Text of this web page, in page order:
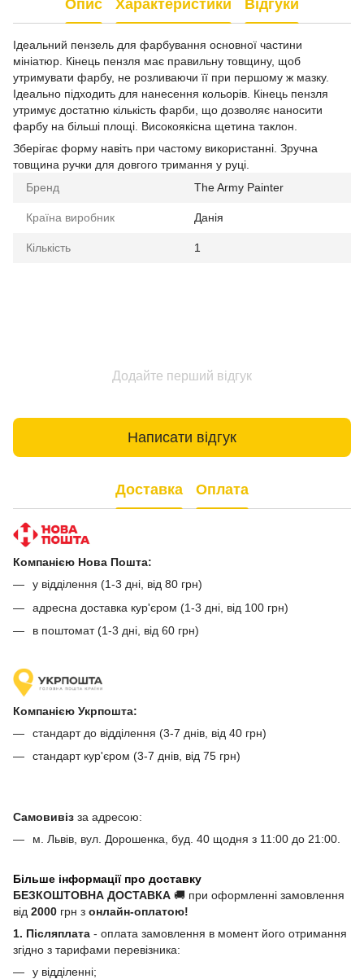
Опис Характеристики Відгуки
Ідеальний пензель для фарбування основної частини
мініатюр. Кінець пензля має правильну товщину, щоб
утримувати фарбу, не розливаючи її при першому ж мазку.
Ідеально підходить для нанесення кольорів. Кінець пензля
утримує достатню кількість фарби, що дозволяє наносити
фарбу на більші площі. Високоякісна щетина таклон.
Зберігає форму навіть при частому використанні. Зручна
товщина ручки для довгого тримання у руці.
Бренд
The Army Painter
Країна виробник Данія
Кількість 1
Додайте перший відгук
Написати відгук
Доставка Оплата
Компанією Нова Пошта:
у відділення (1-3 дні, від 80 грн)
адресна доставка кур'єром (1-3 дні, від 100 грн)
в поштомат (1-3 дні, від 60 грн)
Компанією Укрпошта:
стандарт до відділення (3-7 днів, від 40 грн)
стандарт кур'єром (3-7 днів, від 75 грн)
Самовивіз за адресою:
м. Львів, вул. Дорошенка, буд. 40 щодня з 11:00 до 21:00.
Більше інформації про доставку
БЕЗКОШТОВНА ДОСТАВКА 🚚 при оформленні замовлення
від 2000 грн з онлайн-оплатою!
1. Післяплата - оплата замовлення в момент його отримання
згідно з тарифами перевізника:
у відділенні;